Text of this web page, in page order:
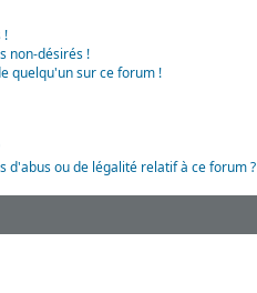
!
non-désirés !
quelqu'un sur ce forum !
d'abus ou de légalité relatif à ce forum ?